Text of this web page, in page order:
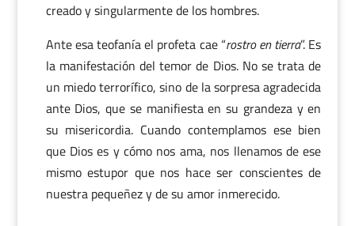
creado y singularmente de los hombres.
Ante esa teofanía el profeta cae “rostro en tierra”. Es
la manifestación del temor de Dios. No se trata de
un miedo terrorífico, sino de la sorpresa agradecida
ante Dios, que se manifiesta en su grandeza y en
su misericordia. Cuando contemplamos ese bien
que Dios es y cómo nos ama, nos llenamos de ese
mismo estupor que nos hace ser conscientes de
nuestra pequeñez y de su amor inmerecido.